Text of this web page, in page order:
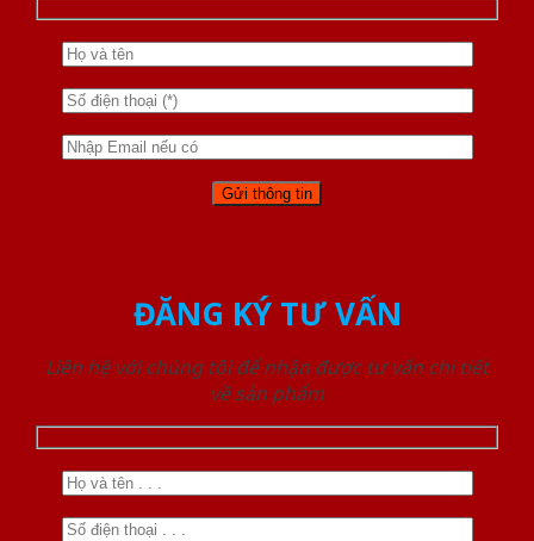
ĐĂNG KÝ TƯ VẤN
Liên hệ với chúng tôi để nhận được tư vấn chi tiết
về sản phẩm